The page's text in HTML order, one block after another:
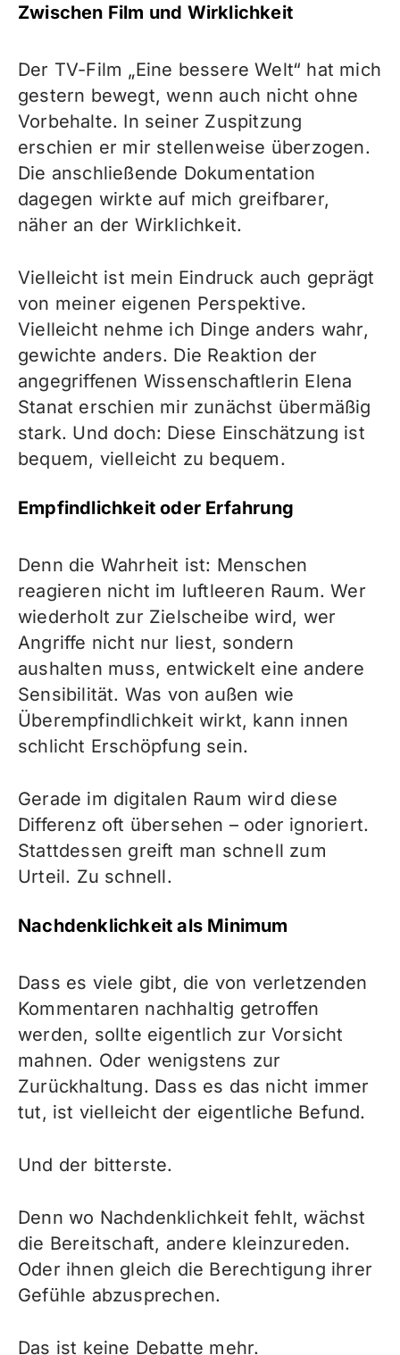
Zwischen Film und Wirklichkeit
Der TV-Film „Eine bessere Welt“ hat mich
gestern bewegt, wenn auch nicht ohne
Vorbehalte. In seiner Zuspitzung
erschien er mir stellenweise überzogen.
Die anschließende Dokumentation
dagegen wirkte auf mich greifbarer,
näher an der Wirklichkeit.
Vielleicht ist mein Eindruck auch geprägt
von meiner eigenen Perspektive.
Vielleicht nehme ich Dinge anders wahr,
gewichte anders. Die Reaktion der
angegriffenen Wissenschaftlerin Elena
Stanat erschien mir zunächst übermäßig
stark. Und doch: Diese Einschätzung ist
bequem, vielleicht zu bequem.
Empfindlichkeit oder Erfahrung
Denn die Wahrheit ist: Menschen
reagieren nicht im luftleeren Raum. Wer
wiederholt zur Zielscheibe wird, wer
Angriffe nicht nur liest, sondern
aushalten muss, entwickelt eine andere
Sensibilität. Was von außen wie
Überempfindlichkeit wirkt, kann innen
schlicht Erschöpfung sein.
Gerade im digitalen Raum wird diese
Differenz oft übersehen – oder ignoriert.
Stattdessen greift man schnell zum
Urteil. Zu schnell.
Nachdenklichkeit als Minimum
Dass es viele gibt, die von verletzenden
Kommentaren nachhaltig getroffen
werden, sollte eigentlich zur Vorsicht
mahnen. Oder wenigstens zur
Zurückhaltung. Dass es das nicht immer
tut, ist vielleicht der eigentliche Befund.
Und der bitterste.
Denn wo Nachdenklichkeit fehlt, wächst
die Bereitschaft, andere kleinzureden.
Oder ihnen gleich die Berechtigung ihrer
Gefühle abzusprechen.
Das ist keine Debatte mehr.